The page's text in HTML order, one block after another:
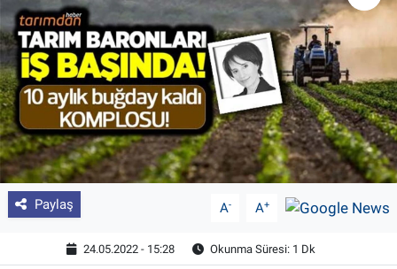
Paylaş A- A+
24.05.2022 - 15:28 Okunma Süresi: 1 Dk
Pankobirlik
Et fiyatları
Tarım Bilgisi
Yetiştirici Soruyor
Dünyada Tarım
Üretici Birlikleri